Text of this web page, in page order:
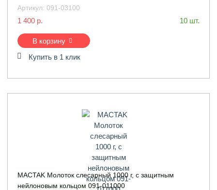
Артикул: 091-03100
1 400 р. 10 шт.
В корзину
Купить в 1 клик
MACTAK Молоток слесарный 1000 г, с защитным
нейлоновым кольцом 091-011000